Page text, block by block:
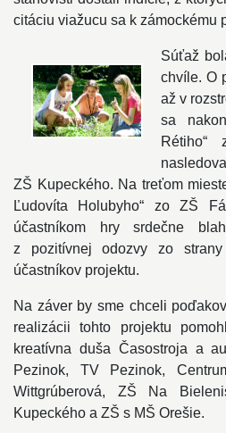
citáciu viažucu sa k zámockému
Súťaž
chvíle. O
až v
sa
ZŠ Kupeckého. Na treťom
Ľudovíta Holubyho“ zo ZŠ
účastníkom hry srdečne
z pozitívnej odozvy zo
účastníkov projektu.
Na záver by sme chceli
realizácii tohto projektu
kreatívna duša Časostroja a
Pezinok, TV Pezinok,
Wittgrúberová, ZŠ Na
Kupeckého a ZŠ s MŠ Orešie.